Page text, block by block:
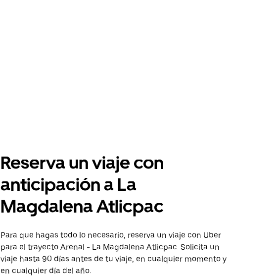
Reserva un viaje con
anticipación a La
Magdalena Atlicpac
Para que hagas todo lo necesario, reserva un viaje con Uber
para el trayecto Arenal - La Magdalena Atlicpac. Solicita un
viaje hasta 90 días antes de tu viaje, en cualquier momento y
en cualquier día del año.